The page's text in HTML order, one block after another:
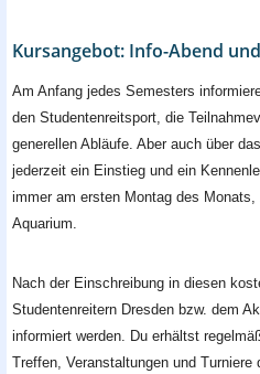
Kursangebot: Info-Abend
Am Anfang jedes Semesters
den Studentenreitsport, die
generellen Abläufe. Aber auch über
jederzeit ein Einstieg und ein
immer am ersten Montag des
Aquarium.
Nach der Einschreibung in diesen
Studentenreitern Dresden bzw. dem
informiert werden. Du erhältst
Treffen, Veranstaltungen und Turniere